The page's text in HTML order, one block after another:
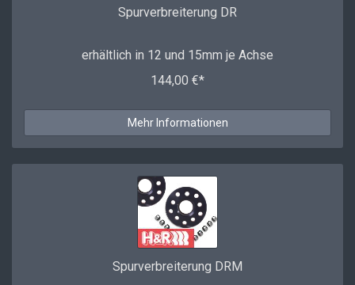
Spurverbreiterung DR
erhältlich in 12 und 15mm je Achse
144,00 €*
Mehr Informationen
Spurverbreiterung DRM